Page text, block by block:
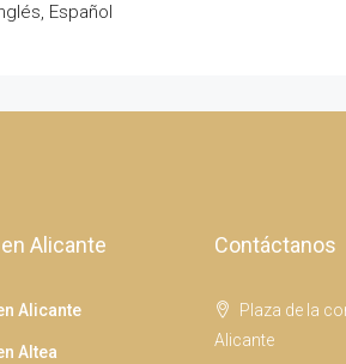
Español
Alicante
Alicante
Altea
Contáctanos
Plaza de la
Alicante